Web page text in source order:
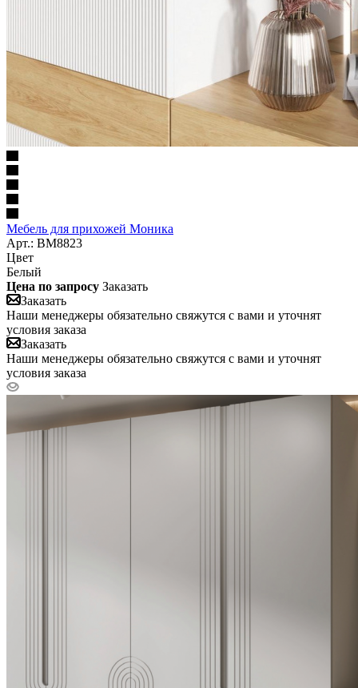
Мебель для прихожей Моника
Арт.: BM8823
Цвет
Белый
Цена по запросу Заказать
Заказать
Наши менеджеры обязательно свяжутся с вами и уточнят
условия заказа
Заказать
Наши менеджеры обязательно свяжутся с вами и уточнят
условия заказа